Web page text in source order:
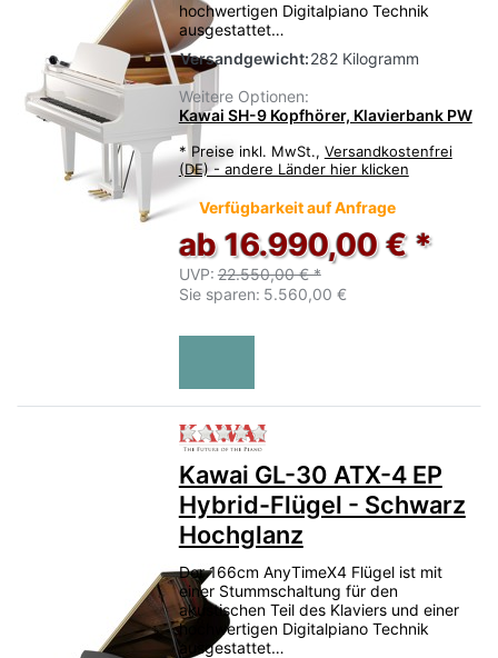
hochwertigen Digitalpiano Technik
ausgestattet…
Versandgewicht:282 Kilogramm
Weitere Optionen:
Kawai SH-9 Kopfhörer, Klavierbank PW
* Preise inkl. MwSt., Versandkostenfrei
(DE) - andere Länder hier klicken
Verfügbarkeit auf Anfrage
ab 16.990,00 € *
UVP: 22.550,00 € *
Sie sparen: 5.560,00 €
Zu diesem Produkt liegen
Kawai GL-30 ATX-4 EP
Hybrid-Flügel - Schwarz
Hochglanz
Der 166cm AnyTimeX4 Flügel ist mit
einer Stummschaltung für den
akustischen Teil des Klaviers und einer
hochwertigen Digitalpiano Technik
ausgestattet…